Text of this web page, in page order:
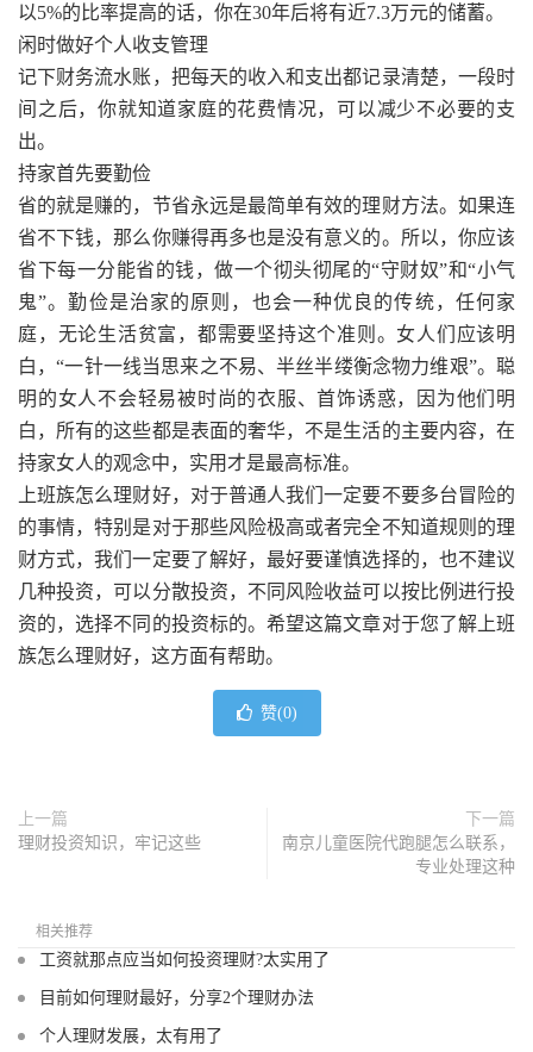
以5%的比率提高的话，你在30年后将有近7.3万元的储蓄。
闲时做好个人收支管理
记下财务流水账，把每天的收入和支出都记录清楚，一段时
间之后，你就知道家庭的花费情况，可以减少不必要的支
出。
持家首先要勤俭
省的就是赚的，节省永远是最简单有效的理财方法。如果连
省不下钱，那么你赚得再多也是没有意义的。所以，你应该
省下每一分能省的钱，做一个彻头彻尾的“守财奴”和“小气
鬼”。勤俭是治家的原则，也会一种优良的传统，任何家
庭，无论生活贫富，都需要坚持这个准则。女人们应该明
白，“一针一线当思来之不易、半丝半缕衡念物力维艰”。聪
明的女人不会轻易被时尚的衣服、首饰诱惑，因为他们明
白，所有的这些都是表面的奢华，不是生活的主要内容，在
持家女人的观念中，实用才是最高标准。
上班族怎么理财好，对于普通人我们一定要不要多台冒险的
的事情，特别是对于那些风险极高或者完全不知道规则的理
财方式，我们一定要了解好，最好要谨慎选择的，也不建议
几种投资，可以分散投资，不同风险收益可以按比例进行投
资的，选择不同的投资标的。希望这篇文章对于您了解上班
族怎么理财好，这方面有帮助。
赞(0)
上一篇
理财投资知识，牢记这些
下一篇
南京儿童医院代跑腿怎么联系，
专业处理这种
相关推荐
工资就那点应当如何投资理财?太实用了
目前如何理财最好，分享2个理财办法
个人理财发展，太有用了